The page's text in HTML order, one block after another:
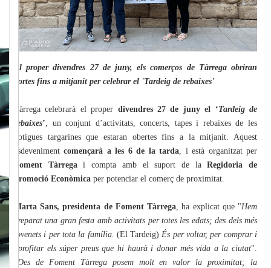
El proper divendres 27 de juny, els comerços de Tàrrega obriran
portes fins a mitjanit per celebrar el 'Tardeig de rebaixes'
Tàrrega celebrarà el proper divendres 27 de juny el ‘Tardeig de
rebaixes’, un conjunt d’activitats, concerts, tapes i rebaixes de les
botigues targarines que estaran obertes fins a la mitjanit. Aquest
esdevenimentcomençarà a les 6 de la tarda, i està organitzat per
Foment Tàrregai compta amb el suport de laRegidoria de
promoció Econòmica per potenciar el comerç de proximitat.
Marta Sans, presidenta de Foment Tàrrega, ha explicat que "Hem
preparat una gran festa amb activitats per totes les edats; des dels més
jovenets i per tota la família. (El Tardeig) És per voltar, per comprar i
aprofitar els súper preus que hi haurà i donar més vida a la ciutat".
Des de Foment Tàrrega posem molt en valor la proximitat; la